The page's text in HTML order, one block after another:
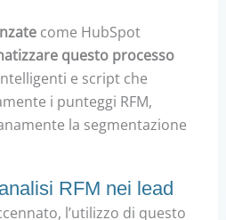
come HubSpot
questo processo
e script che
i punteggi RFM,
la segmentazione
RFM nei lead
l’utilizzo di questo